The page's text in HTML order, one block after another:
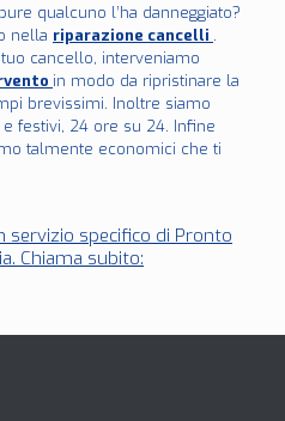
qualcuno l’ha danneggiato?
nella riparazione cancelli .
cancello, interveniamo
in modo da ripristinare la
brevissimi. Inoltre siamo
festivi, 24 ore su 24. Infine
talmente economici che ti
servizio specifico di Pronto
Chiama subito: